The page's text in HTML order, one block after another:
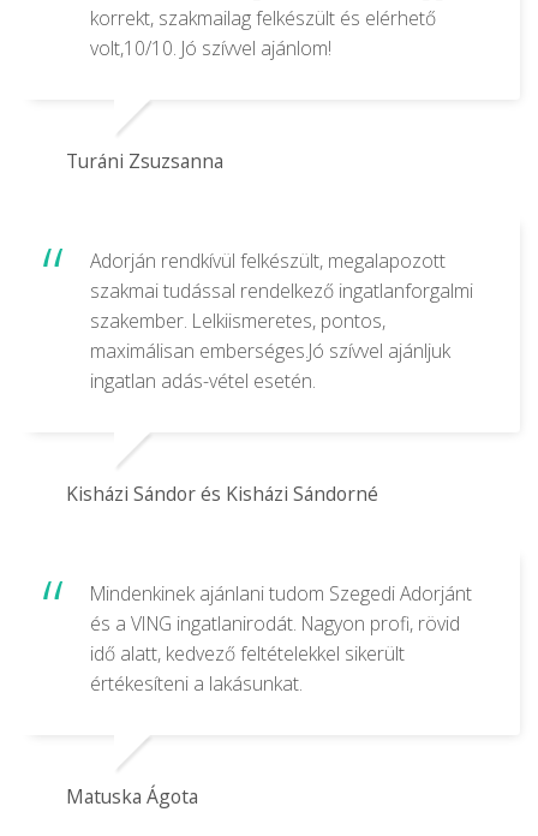
korrekt, szakmailag felkészült és elérhető
volt,10/10. Jó szívvel ajánlom!
Turáni Zsuzsanna
Adorján rendkívül felkészült, megalapozott
szakmai tudással rendelkező ingatlanforgalmi
szakember. Lelkiismeretes, pontos,
maximálisan emberséges.Jó szívvel ajánljuk
ingatlan adás-vétel esetén.
Kisházi Sándor és Kisházi Sándorné
Mindenkinek ajánlani tudom Szegedi Adorjánt
és a VING ingatlanirodát. Nagyon profi, rövid
idő alatt, kedvező feltételekkel sikerült
értékesíteni a lakásunkat.
Matuska Ágota